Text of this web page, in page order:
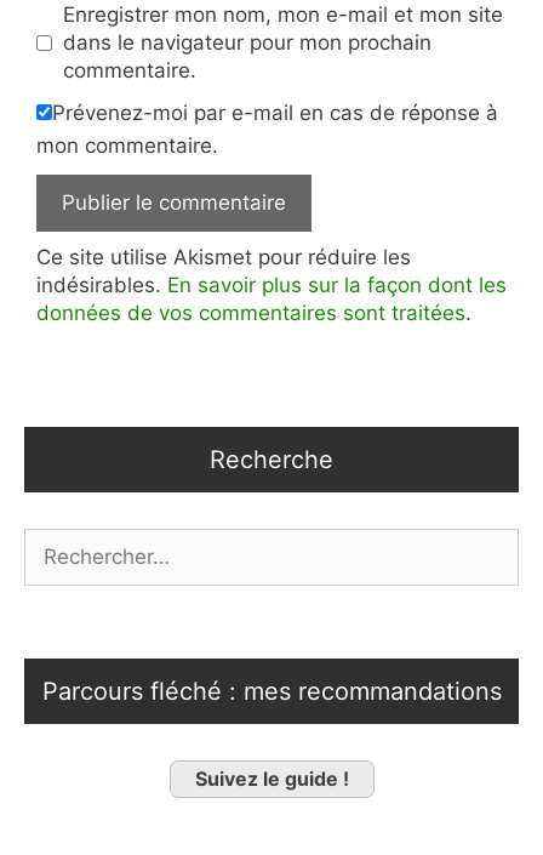
Enregistrer mon nom, mon e-mail et mon site
dans le navigateur pour mon prochain
commentaire.
Prévenez-moi par e-mail en cas de réponse à
mon commentaire.
Ce site utilise Akismet pour réduire les
indésirables. En savoir plus sur la façon dont les
données de vos commentaires sont traitées.
Recherche
Parcours fléché : mes recommandations
Suivez le guide !